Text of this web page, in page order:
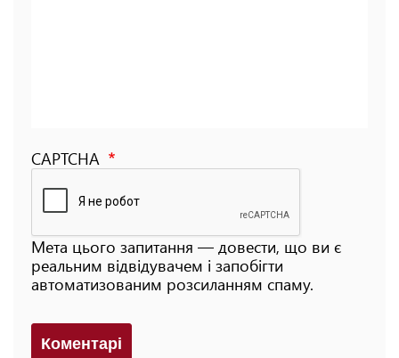
CAPTCHA
Мета цього запитання — довести, що ви є
реальним відвідувачем і запобігти
автоматизованим розсиланням спаму.
Коментарi